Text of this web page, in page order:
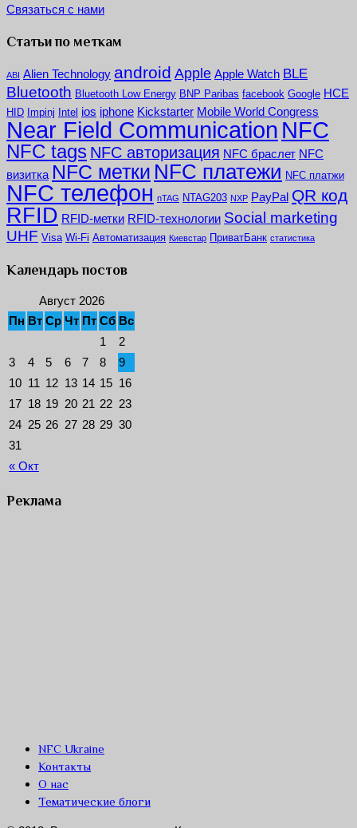
Связаться с нами
Статьи по меткам
ABI Alien Technology android Apple Apple Watch BLE
Bluetooth Bluetooth Low Energy BNP Paribas facebook Google HCE
HID Impinj Intel ios iphone Kickstarter Mobile World Congress
Near Field Communication NFC
NFC tags NFC авторизация NFC браслет NFC
визитка NFC метки NFC платежи NFC платжи
NFC телефон nTAG NTAG203 NXP PayPal QR код
RFID RFID-метки RFID-технологии Social marketing
UHF Visa Wi-Fi Автоматизация Киевстар ПриватБанк статистика
Календарь постов
Август 2026
Пн Вт Ср Чт Пт Сб Вс
« Окт
1
2
3
4 5 6 7 8
9
10 11 12 13 14 15 16
17 18 19 20 21 22 23
24 25 26 27 28 29 30
31
Реклама
NFC Ukraine
Контакты
О нас
Тематические блоги